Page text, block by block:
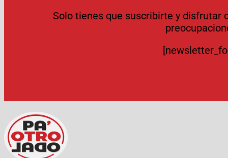
Solo tienes que suscribirte y disfrutar